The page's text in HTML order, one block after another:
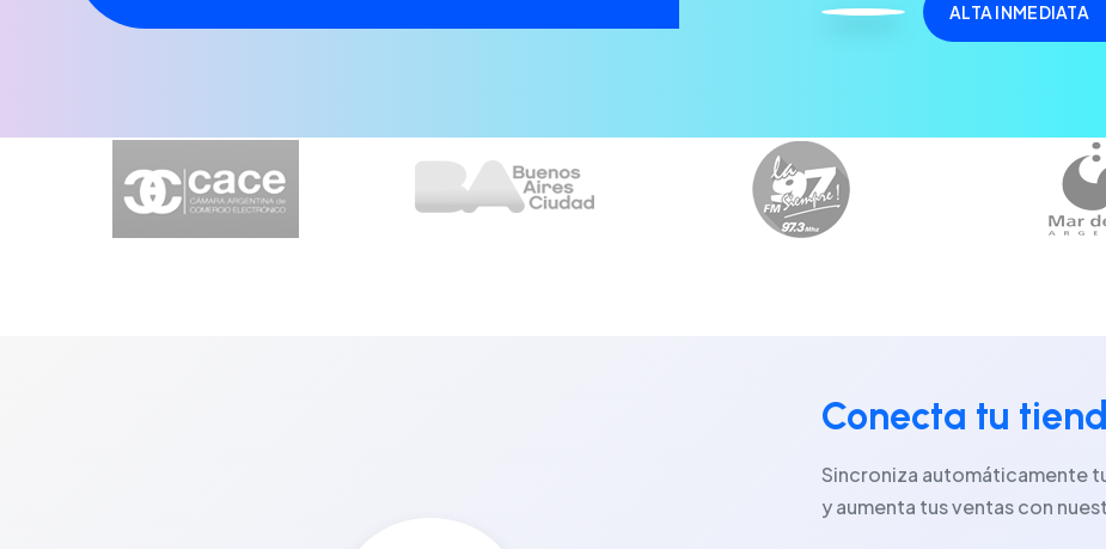
ALTA INMEDIATA
Conecta tu
Sincroniza automáticamente
y aumenta tus ventas con